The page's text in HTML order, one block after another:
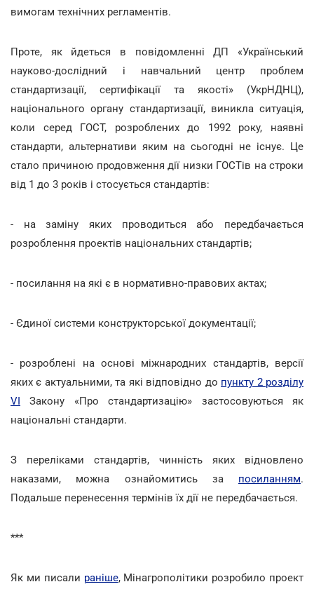
вимогам технічних регламентів.
Проте, як йдеться в повідомленні ДП «Український
науково-дослідний і навчальний центр проблем
стандартизації, сертифікації та якості» (УкрНДНЦ),
національного органу стандартизації, виникла ситуація,
коли серед ГОСТ, розроблених до 1992 року, наявні
стандарти, альтернативи яким на сьогодні не існує. Це
стало причиною продовження дії низки ГОСТів на строки
від 1 до 3 років і стосується стандартів:
- на заміну яких проводиться або передбачається
розроблення проектів національних стандартів;
- посилання на які є в нормативно-правових актах;
- Єдиної системи конструкторської документації;
- розроблені на основі міжнародних стандартів, версії
яких є актуальними, та які відповідно до пункту 2 розділу
VI Закону «Про стандартизацію» застосовуються як
національні стандарти.
З переліками стандартів, чинність яких відновлено
наказами, можна ознайомитись за посиланням.
Подальше перенесення термінів їх дії не передбачається.
***
Як ми писали раніше, Мінагрополітики розробило проект